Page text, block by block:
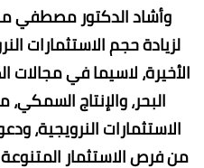
وأشاد الدكتور مصطفي
لزيادة حجم الاستثمارات
الأخيرة، لاسيما في مجالات
البحر، والإنتاج
الاستثمارات النرويجية،
من فرص الاستثمار